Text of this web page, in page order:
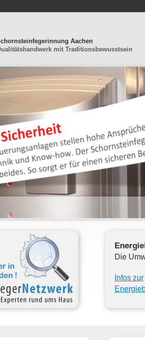
Aachen
mit Traditionsbewusstsein
Die
Infos zur